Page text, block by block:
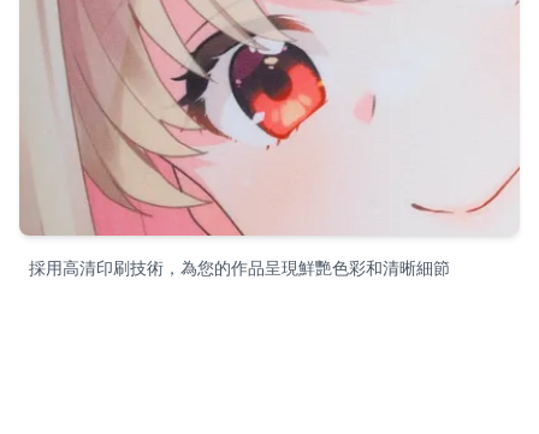
採用高清印刷技術，為您的作品呈現鮮艷色彩和清晰細節